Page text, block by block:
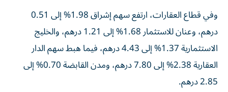
وفي قطاع العقارات، ارتفع سهم إشراق 1.98% إلى 0.51
درهم، وعنان للاستثمار 1.68% إلى 1.21 درهم، والخليج
الاستثمارية 1.37% إلى 4.43 درهم، فيما هبط سهم الدار
العقارية 2.38% إلى 7.80 درهم، ومدن القابضة 0.70% إلى
2.85 درهم.